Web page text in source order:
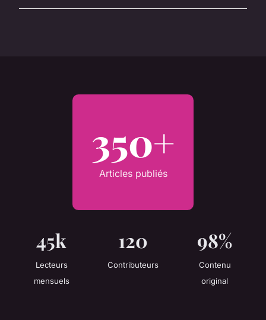
350+
Articles publiés
45k
Lecteurs
mensuels
120
Contributeurs
98%
Contenu
original